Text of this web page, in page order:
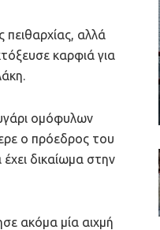
αλλά
καρφιά για
ομόφυλων
ο πρόεδρος του
δικαίωμα στην
ακόμα μία αιχμή